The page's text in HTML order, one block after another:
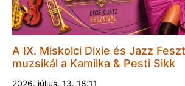
A IX. Miskolci Dixie és Jazz
muzsikál a Kamilka & Pesti Sikk
2026. július. 13. 18:11